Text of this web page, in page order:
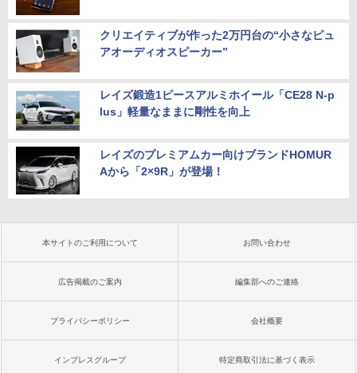
クリエイティブが作った2万円台の“小さなピュ
アオーディオスピーカー”
レイズ鍛造1ピースアルミホイール「CE28 N-p
lus」軽量なままに剛性を向上
レイズのプレミアムカー向けブランドHOMUR
Aから「2×9R」が登場！
本サイトのご利用について お問い合わせ
広告掲載のご案内 編集部へのご連絡
プライバシーポリシー 会社概要
インプレスグループ 特定商取引法に基づく表示